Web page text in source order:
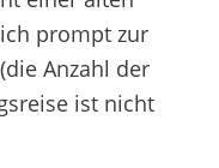
prompt zur
Anzahl der
ist nicht